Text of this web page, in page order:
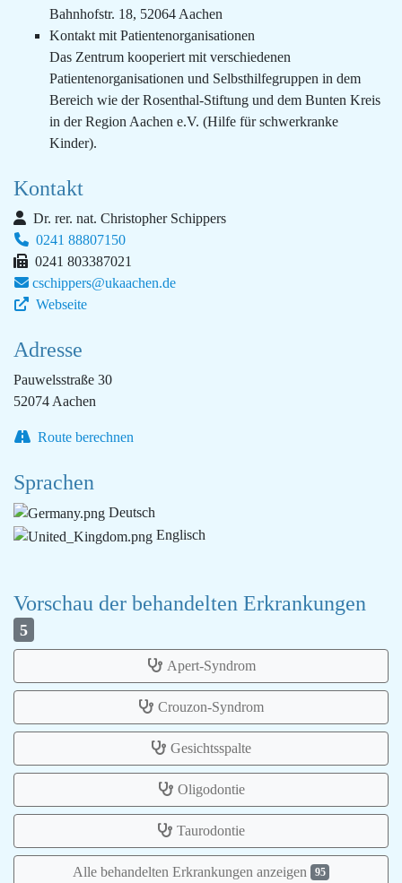
Bahnhofstr. 18, 52064 Aachen
Kontakt mit Patientenorganisationen
Das Zentrum kooperiert mit verschiedenen
Patientenorganisationen und Selbsthilfegruppen in dem
Bereich wie der Rosenthal-Stiftung und dem Bunten Kreis
in der Region Aachen e.V. (Hilfe für schwerkranke
Kinder).
Kontakt
Dr. rer. nat. Christopher Schippers
0241 88807150
0241 803387021
cschippers@ukaachen.de
Webseite
Adresse
Pauwelsstraße 30
52074 Aachen
Route berechnen
Sprachen
Deutsch
Englisch
Vorschau der behandelten Erkrankungen
5
Apert-Syndrom
Crouzon-Syndrom
Gesichtsspalte
Oligodontie
Taurodontie
Alle behandelten Erkrankungen anzeigen 95